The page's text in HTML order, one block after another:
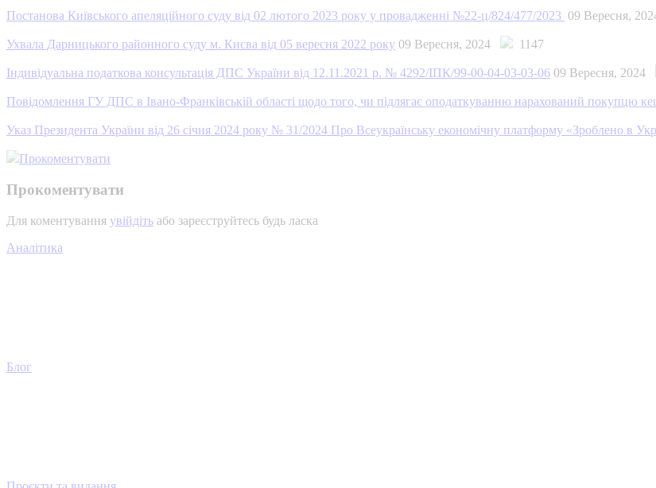
Постанова Київського апеляційного суду від 02 лютого 2023 року у провадженні №22-ц/824/477/2023 09 Вересня,
Ухвала Дарницького районного суду м. Києва від 05 вересня 2022 року 09 Вересня, 2024 1147
Індивідуальна податкова консультація ДПС України від 12.11.2021 р. № 4292/ІПК/99-00-04-03-03-06 09 Вересня, 2024
Повідомлення ГУ ДПС в Івано-Франківській області щодо того, чи підлягає оподаткуванню нарахований покупцю
Указ Президента України від 26 січня 2024 року № 31/2024 Про Всеукраїнську економічну платформу «Зроблено в
Прокоментувати
Прокоментувати
Для коментування увійдіть або зареєструйтесь будь ласка
Аналітика
Блог